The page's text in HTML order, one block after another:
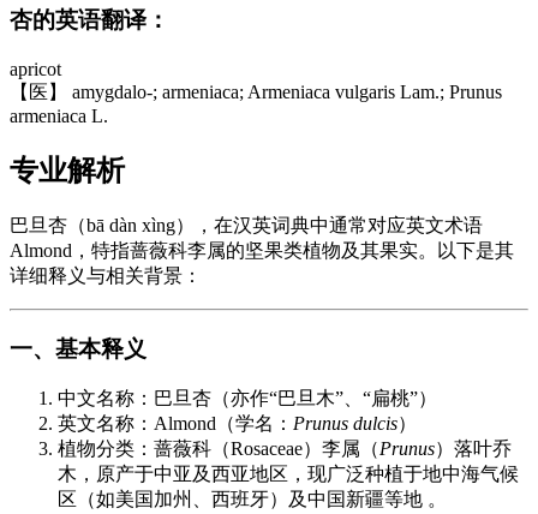
杏的英语翻译：
apricot
【医】 amygdalo-; armeniaca; Armeniaca vulgaris Lam.; Prunus
armeniaca L.
专业解析
巴旦杏（bā dàn xìng），在汉英词典中通常对应英文术语
Almond，特指蔷薇科李属的坚果类植物及其果实。以下是其
详细释义与相关背景：
一、基本释义
中文名称：巴旦杏（亦作“巴旦木”、“扁桃”）
英文名称：Almond（学名： Prunus dulcis）
植物分类：蔷薇科（Rosaceae）李属（Prunus）落叶乔
木，原产于中亚及西亚地区，现广泛种植于地中海气候
区（如美国加州、西班牙）及中国新疆等地 。